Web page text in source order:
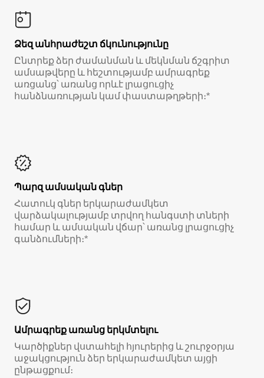
Ձեզ անհրաժեշտ ճկունությունը
Ընտրեք ձեր ժամանման և մեկնման ճշգրիտ
ամսաթվերը և հեշտությամբ ամրագրեք
առցանց՝ առանց որևէ լրացուցիչ
հանձնառության կամ փաստաթղթերի։*
Պարզ ամսական գներ
Հատուկ գներ երկարաժամկետ
վարձակալությամբ տրվող հանգստի տների
համար և ամսական վճար՝ առանց լրացուցիչ
գանձումների։*
Ամրագրեք առանց երկմտելու
Կարծիքներ վստահելի հյուրերից և շուրջօրյա
աջակցություն ձեր երկարաժամկետ այցի
ընթացքում։